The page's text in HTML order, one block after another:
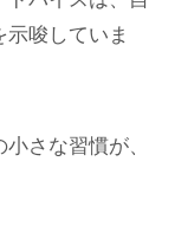
唆していま
さな習慣が、